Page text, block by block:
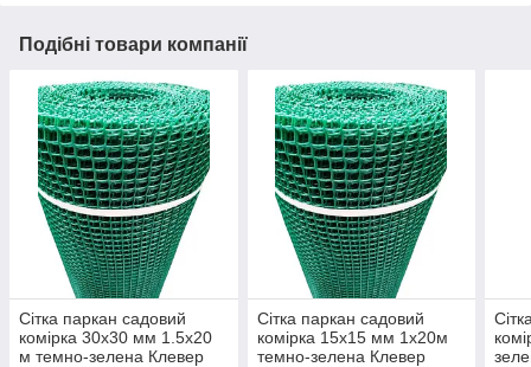
Подібні товари компанії
Сітка паркан садовий
комірка 30х30 мм 1.5х20
м темно-зелена Клевер
Сітка паркан садовий
комірка 15х15 мм 1х20м
темно-зелена Клевер